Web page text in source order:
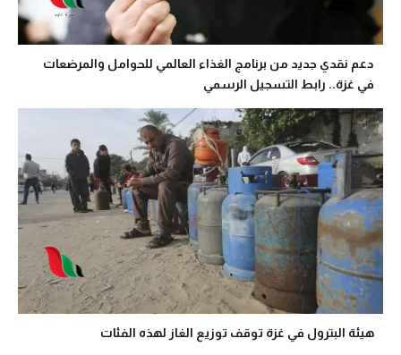
دعم نقدي جديد من برنامج الغذاء العالمي للحوامل والمرضعات
في غزة.. رابط التسجيل الرسمي
هيئة البترول في غزة توقف توزيع الغاز لهذه الفئات